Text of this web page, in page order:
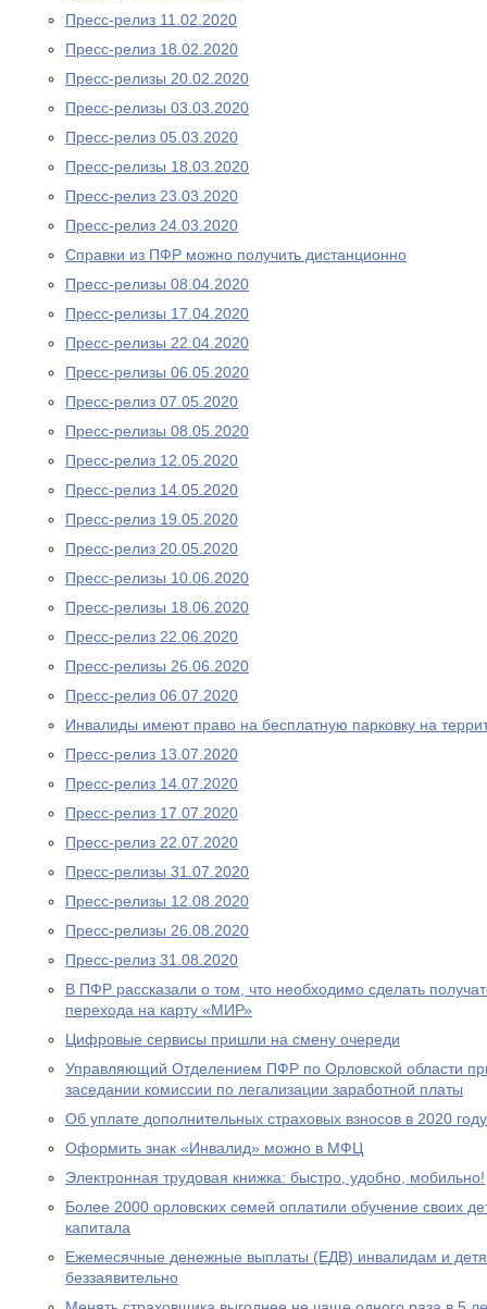
Пресс-релиз 11.02.2020
Пресс-релиз 18.02.2020
Пресс-релизы 20.02.2020
Пресс-релизы 03.03.2020
Пресс-релиз 05.03.2020
Пресс-релизы 18.03.2020
Пресс-релиз 23.03.2020
Пресс-релиз 24.03.2020
Справки из ПФР можно получить дистанционно
Пресс-релизы 08.04.2020
Пресс-релизы 17.04.2020
Пресс-релизы 22.04.2020
Пресс-релизы 06.05.2020
Пресс-релиз 07.05.2020
Пресс-релизы 08.05.2020
Пресс-релиз 12.05.2020
Пресс-релиз 14.05.2020
Пресс-релиз 19.05.2020
Пресс-релиз 20.05.2020
Пресс-релизы 10.06.2020
Пресс-релизы 18.06.2020
Пресс-релиз 22.06.2020
Пресс-релизы 26.06.2020
Пресс-релиз 06.07.2020
Инвалиды имеют право на бесплатную парковку на
Пресс-релиз 13.07.2020
Пресс-релиз 14.07.2020
Пресс-релиз 17.07.2020
Пресс-релиз 22.07.2020
Пресс-релизы 31.07.2020
Пресс-релизы 12.08.2020
Пресс-релизы 26.08.2020
Пресс-релиз 31.08.2020
В ПФР рассказали о том, что необходимо сделать
перехода на карту «МИР»
Цифровые сервисы пришли на смену очереди
Управляющий Отделением ПФР по Орловской области
заседании комиссии по легализации заработной платы
Об уплате дополнительных страховых взносов в 2020 году
Оформить знак «Инвалид» можно в МФЦ
Электронная трудовая книжка: быстро, удобно, мобильно!
Более 2000 орловских семей оплатили обучение своих
капитала
Ежемесячные денежные выплаты (ЕДВ) инвалидам и
беззаявительно